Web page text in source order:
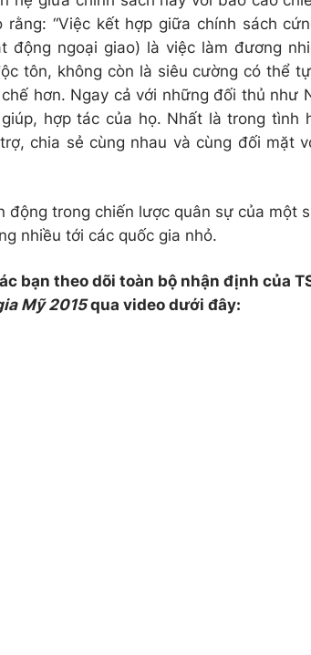
rằng: “Việc kết hợp giữa chính sách
động ngoại giao) là việc làm đương
tôn, không còn là siêu cường có thể
hơn. Ngay cả với những đối thủ như
hợp tác của họ. Nhất là trong tình
chia sẻ cùng nhau và cùng đối mặt
động trong chiến lược quân sự của một
nhiều tới các quốc gia nhỏ.
bạn theo dõi toàn bộ nhận định của
Mỹ 2015qua video dưới đây: